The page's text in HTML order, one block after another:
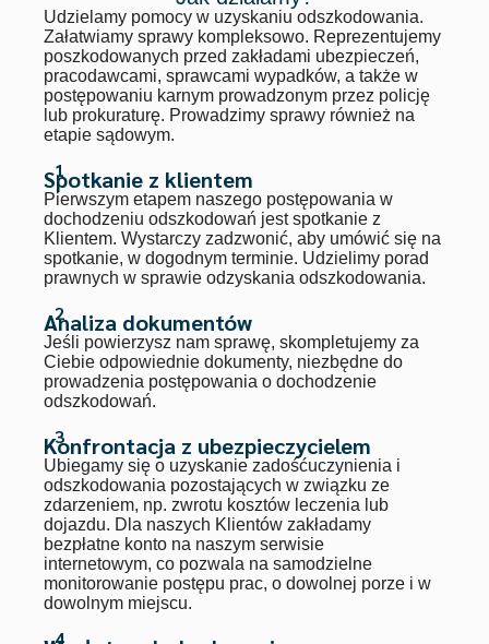
Udzielamy pomocy w uzyskaniu odszkodowania.
Załatwiamy sprawy kompleksowo. Reprezentujemy
poszkodowanych przed zakładami ubezpieczeń,
pracodawcami, sprawcami wypadków, a także w
postępowaniu karnym prowadzonym przez policję
lub prokuraturę. Prowadzimy sprawy również na
etapie sądowym.
1
Spotkanie z klientem
Pierwszym etapem naszego postępowania w
dochodzeniu odszkodowań jest spotkanie z
Klientem. Wystarczy zadzwonić, aby umówić się na
spotkanie, w dogodnym terminie. Udzielimy porad
prawnych w sprawie odzyskania odszkodowania.
2
Analiza dokumentów
Jeśli powierzysz nam sprawę, skompletujemy za
Ciebie odpowiednie dokumenty, niezbędne do
prowadzenia postępowania o dochodzenie
odszkodowań.
3
Konfrontacja z ubezpieczycielem
Ubiegamy się o uzyskanie zadośćuczynienia i
odszkodowania pozostających w związku ze
zdarzeniem, np. zwrotu kosztów leczenia lub
dojazdu. Dla naszych Klientów zakładamy
bezpłatne konto na naszym serwisie
internetowym, co pozwala na samodzielne
monitorowanie postępu prac, o dowolnej porze i w
dowolnym miejscu.
4